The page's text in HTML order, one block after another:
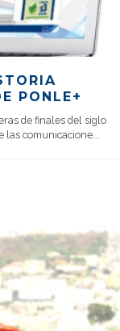
PONLE+
de finales del siglo
las comunicacione...